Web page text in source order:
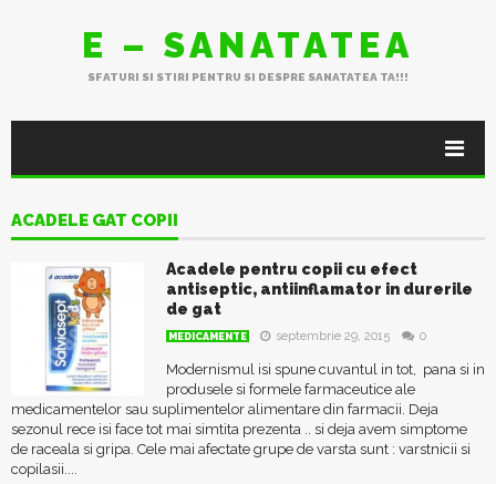
E – SANATATEA
SFATURI SI STIRI PENTRU SI DESPRE SANATATEA TA!!!
ACADELE GAT COPII
Acadele pentru copii cu efect
antiseptic, antiinflamator in durerile
de gat
MEDICAMENTE septembrie 29, 2015 0
Modernismul isi spune cuvantul in tot, pana si in
produsele si formele farmaceutice ale
medicamentelor sau suplimentelor alimentare din farmacii. Deja
sezonul rece isi face tot mai simtita prezenta .. si deja avem simptome
de raceala si gripa. Cele mai afectate grupe de varsta sunt : varstnicii si
copilasii....